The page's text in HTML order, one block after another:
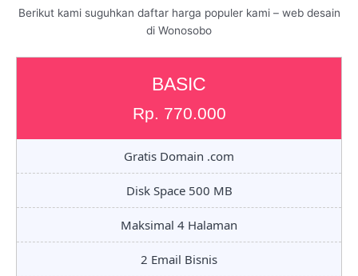
Berikut kami suguhkan daftar harga populer kami – web desain
di Wonosobo
BASIC
Rp. 770.000
Gratis Domain .com
Disk Space 500 MB
Maksimal 4 Halaman
2 Email Bisnis